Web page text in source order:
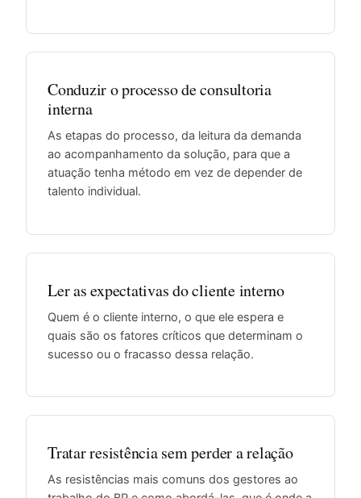
Conduzir o processo de consultoria
interna
As etapas do processo, da leitura da demanda
ao acompanhamento da solução, para que a
atuação tenha método em vez de depender de
talento individual.
Ler as expectativas do cliente interno
Quem é o cliente interno, o que ele espera e
quais são os fatores críticos que determinam o
sucesso ou o fracasso dessa relação.
Tratar resistência sem perder a relação
As resistências mais comuns dos gestores ao